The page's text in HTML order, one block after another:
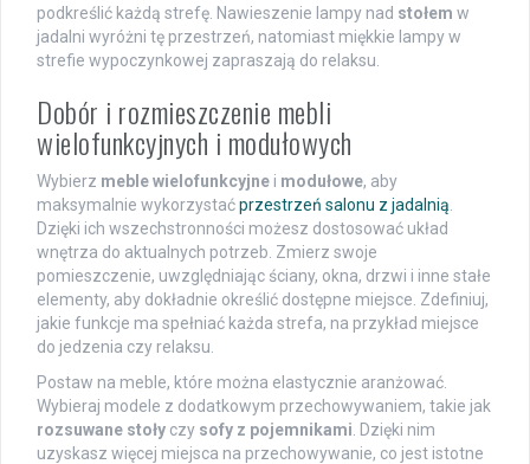
podkreślić każdą strefę. Nawieszenie lampy nad stołem w
jadalni wyróżni tę przestrzeń, natomiast miękkie lampy w
strefie wypoczynkowej zapraszają do relaksu.
Dobór i rozmieszczenie mebli
wielofunkcyjnych i modułowych
Wybierz meble wielofunkcyjne i modułowe, aby
maksymalnie wykorzystaćprzestrzeń salonu z jadalnią
Dzięki ich wszechstronności możesz dostosować układ
wnętrza do aktualnych potrzeb. Zmierz swoje
pomieszczenie, uwzględniając ściany, okna, drzwi i inne stałe
elementy, aby dokładnie określić dostępne miejsce. Zdefiniuj,
jakie funkcje ma spełniać każda strefa, na przykład miejsce
do jedzenia czy relaksu.
Postaw na meble, które można elastycznie aranżować.
Wybieraj modele z dodatkowym przechowywaniem, takie jak
rozsuwane stoły czy sofy z pojemnikami . Dzięki nim
uzyskasz więcej miejsca na przechowywanie, co jest istotne